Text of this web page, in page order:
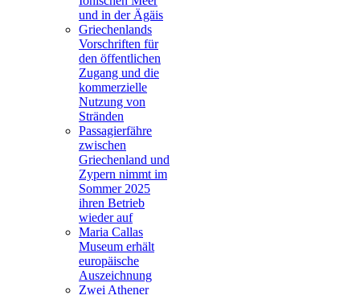
und in der Ägäis
Griechenlands
Vorschriften für
den öffentlichen
Zugang und die
kommerzielle
Nutzung von
Stränden
Passagierfähre
zwischen
Griechenland und
Zypern nimmt im
Sommer 2025
ihren Betrieb
wieder auf
Maria Callas
Museum erhält
europäische
Auszeichnung
Zwei Athener